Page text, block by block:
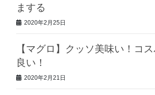
まする
2020年2月25日
【マグロ】クッソ美味い！コ
良い！
2020年2月21日